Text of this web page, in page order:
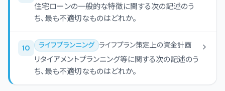
住宅ローンの一般的な特徴に関する次の記述のう
ち、最も不適切なものはどれか。
10 ライフプランニング ライフプラン策定上の資金計画
リタイアメントプランニング等に関する次の記述のう
ち、最も不適切なものはどれか。